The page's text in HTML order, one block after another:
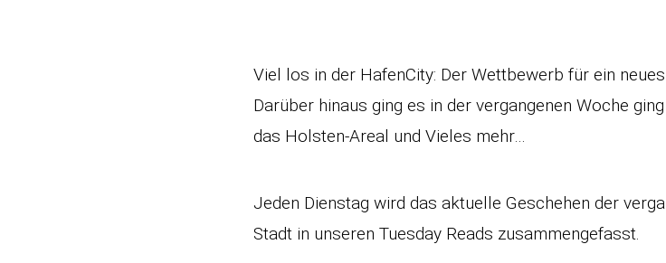
Viel los in der HafenCity: Der Wettbewerb für ein
Darüber hinaus ging es in der vergangenen Woche
das Holsten-Areal und Vieles mehr…
Jeden Dienstag wird das aktuelle Geschehen der
Stadt in unseren Tuesday Reads zusammengefasst.